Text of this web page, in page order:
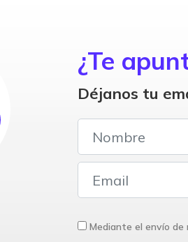
¿Te
Déjanos tu
Mediante el envío de